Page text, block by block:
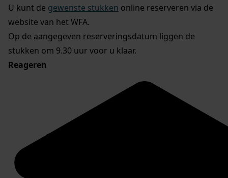
U kunt de gewenste stukken online reserveren via de
website van het WFA.
Op de aangegeven reserveringsdatum liggen de
stukken om 9.30 uur voor u klaar.
Reageren